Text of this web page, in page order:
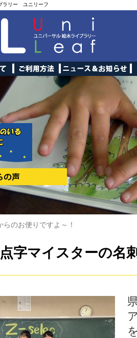
ラリー ユニリーフ
らのお便りですよ～！
字マイスターの名